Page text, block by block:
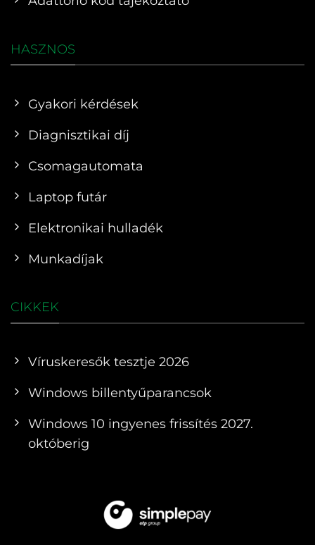
HASZNOS
Gyakori kérdések
Diagnisztikai díj
Csomagautomata
Laptop futár
Elektronikai hulladék
Munkadíjak
CIKKEK
Víruskeresők tesztje 2026
Windows billentyűparancsok
Windows 10 ingyenes frissítés 2027.
októberig